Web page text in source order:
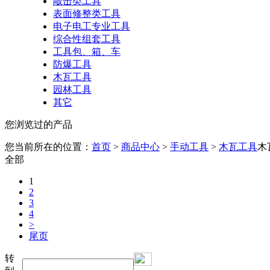
表面修整类工具
电子电工专业工具
综合性组套工具
工具包、箱、车
防爆工具
木瓦工具
园林工具
其它
您浏览过的产品
您当前所在的位置： 首页 > 商品中心 > 手动工具 > 木瓦工具木
全部
1
2
3
4
>
尾页
转